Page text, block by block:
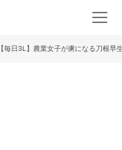
【毎日3L】農業女子が虜になる刀根早